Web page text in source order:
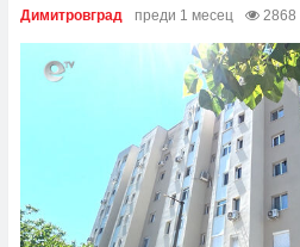
Димитровград преди 1 месец 2868